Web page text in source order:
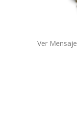
Ver Mensaje